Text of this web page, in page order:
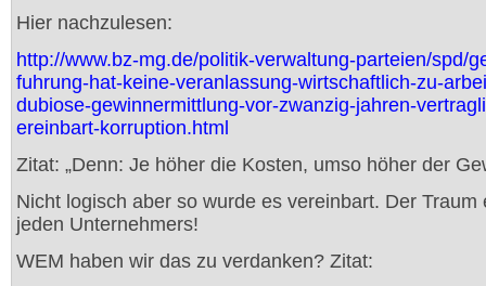
Hier nachzulesen:
http://www.bz-mg.de/politik-verwaltung-parteien/spd/
fuhrung-hat-keine-veranlassung-wirtschaftlich-zu-
dubiose-gewinnermittlung-vor-zwanzig-jahren-
ereinbart-korruption.html
Zitat: „Denn: Je höher die Kosten, umso höher der
Nicht logisch aber so wurde es vereinbart. Der Traum
jeden Unternehmers!
WEM haben wir das zu verdanken? Zitat: